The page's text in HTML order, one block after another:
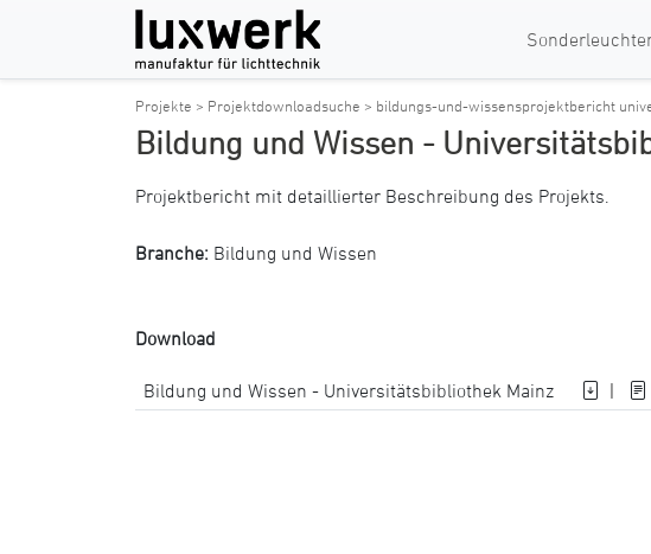
Projekte > Projektdownloadsuche > bildungs-und-wissensprojektbericht
Bildung und Wissen -
Projektbericht mit detaillierter Beschreibung des Projekts.
Branche: Bildung und Wissen
Download
Bildung und Wissen - Universitätsbibliothek Mainz |